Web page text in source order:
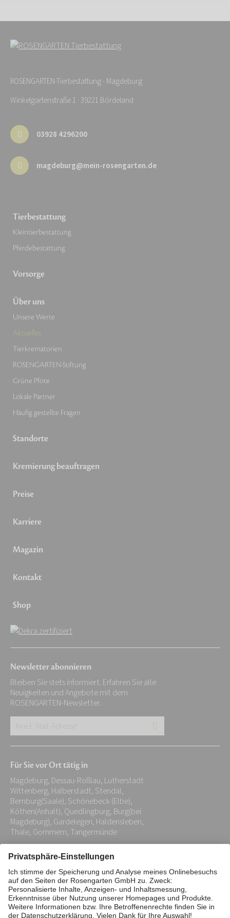
ROSENGARTEN-Tierbestattung - Magdeburg
Winkelgartenstraße 1 · 39221 Bördeland
03928 4296200
magdeburg@mein-rosengarten.de
Tierbestattung
Kleintierbestattung
Pferdebestattung
Vorsorge
Über uns
Unsere Werte
Aktuelles
Tierkrematorien
ROSENGARTEN-Stiftung
Grüne Pfote
Lokale Partner
Häufig gestellte Fragen
Standorte
Kremierung beauftragen
Preise
Karriere
Magazin
Kontakt
Shop
Newsletter abonnieren
Bleiben Sie stets informiert. Erfahren Sie alle
Neuigkeiten und Angebote mit dem
ROSENGARTEN-Newsletter.
Adresse:
*
Für Sie vor Ort tätig in
Magdeburg, Dessau-Roßlau, Lutherstadt
Wittenberg, Halberstadt, Stendal,
Bernburg(Saale), Schönebeck (Elbe),
Köthen(Anhalt), Quedlingburg, Burg(bei
Magdeburg), Gardelegen, Haldensleben,
Thale, Gommern, Tangermünde
Impressum Datenschutz
Stiftung
Interne Meldestelle
Zahlungsmittel
Barrierefreiheitserklärung
Vertrag widerrufen